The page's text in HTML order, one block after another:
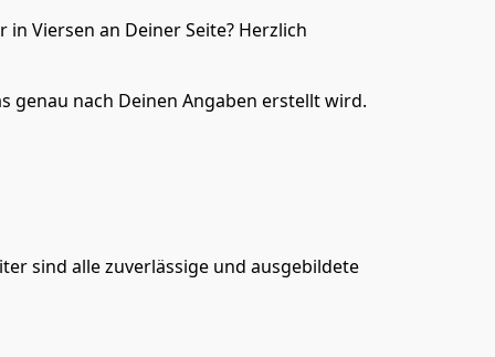
Viersen an Deiner Seite? Herzlich
genau nach Deinen Angaben erstellt wird.
sind alle zuverlässige und ausgebildete